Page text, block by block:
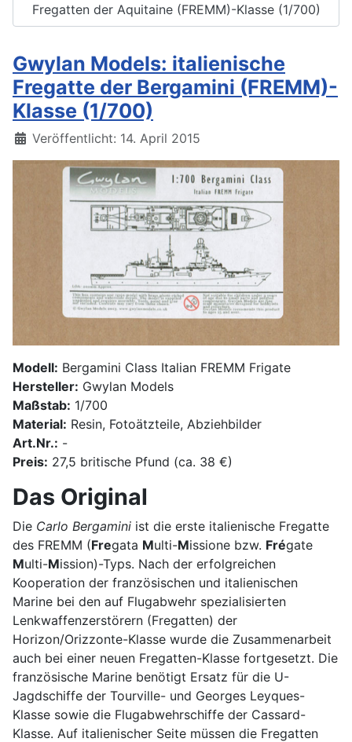
Fregatten der Aquitaine (FREMM)-Klasse (1/700)
Gwylan Models: italienische
Fregatte der Bergamini (FREMM)-
Klasse (1/700)
Details
Veröffentlicht: 14. April 2015
Modell: Bergamini Class Italian FREMM Frigate
Hersteller: Gwylan Models
Maßstab: 1/700
Material: Resin, Fotoätzteile, Abziehbilder
Art.Nr.: -
Preis: 27,5 britische Pfund (ca. 38 €)
Das Original
Die Carlo Bergamini ist die erste italienische Fregatte
des FREMM (Fregata Multi-Missione bzw. Frégate
Multi-Mission)-Typs. Nach der erfolgreichen
Kooperation der französischen und italienischen
Marine bei den auf Flugabwehr spezialisierten
Lenkwaffenzerstörern (Fregatten) der
Horizon/Orizzonte-Klasse wurde die Zusammenarbeit
auch bei einer neuen Fregatten-Klasse fortgesetzt. Die
französische Marine benötigt Ersatz für die U-
Jagdschiffe der Tourville- und Georges Leyques-
Klasse sowie die Flugabwehrschiffe der Cassard-
Klasse. Auf italienischer Seite müssen die Fregatten